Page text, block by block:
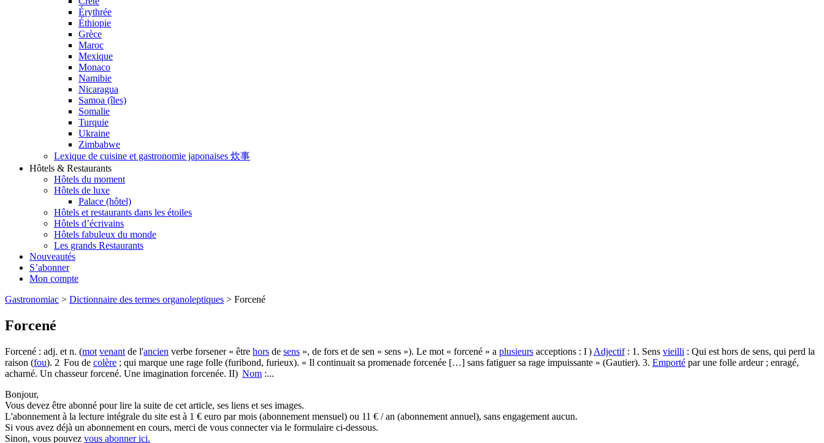
Érythrée
Éthiopie
Grèce
Maroc
Mexique
Monaco
Namibie
Nicaragua
Samoa (îles)
Somalie
Turquie
Ukraine
Zimbabwe
Lexique de cuisine et gastronomie japonaises 炊事
Hôtels & Restaurants
Hôtels du moment
Hôtels de luxe
Palace (hôtel)
Hôtels et restaurants dans les étoiles
Hôtels d’écrivains
Hôtels fabuleux du monde
Les grands Restaurants
Nouveautés
S’abonner
Mon compte
Gastronomiac > Dictionnaire des termes organoleptiques > Forcené
Forcené
Forcené : adj. et n. (mot venant de l'ancien verbe forsener « être hors de sens », de fors et de sen « sens »). Le mot « forcené » a plusieurs acceptions : I ) Adjectif: 1. Sens vieilli : Qui est hors de sens, qui perd la
raison (fou). 2 Fou de colère ; qui marque une rage folle (furibond, furieux). « Il continuait sa promenade forcenée […] sans fatiguer sa rage impuissante » (Gautier). 3. Emporté par une folle ardeur ; enragé,
acharné. Un chasseur forcené. Une imagination forcenée. II) Nom :...
Bonjour,
Vous devez être abonné pour lire la suite de cet article, ses liens et ses images.
L'abonnement à la lecture intégrale du site est à 1 € euro par mois (abonnement mensuel) ou 11 € / an (abonnement annuel), sans engagement aucun.
Si vous avez déjà un abonnement en cours, merci de vous connecter via le formulaire ci-dessous.
Sinon, vous pouvez vous abonner ici.